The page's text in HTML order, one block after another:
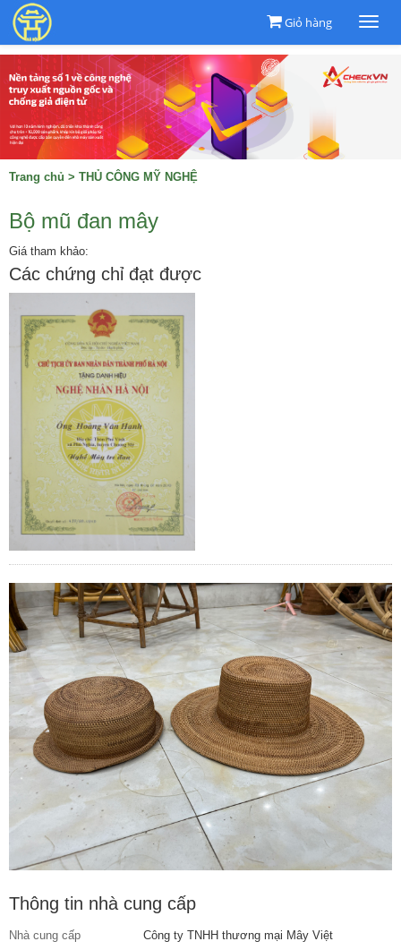
Giỏ hàng
Trang chủ > THỦ CÔNG MỸ NGHỆ
Bộ mũ đan mây
Giá tham khảo:
Các chứng chỉ đạt được
Thông tin nhà cung cấp
Nhà cung cấp
Công ty TNHH thương mại Mây Việt